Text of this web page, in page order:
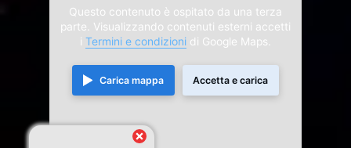
Questo contenuto è ospitato da una terza
parte. Visualizzando contenuti esterni accetti
i Termini e condizioni di Google Maps.
Carica mappa Accetta e carica